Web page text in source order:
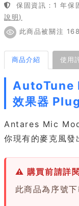
保固資訊：1 年
說明)
此商品被關注
商品介紹 使用
AutoTune
效果器
Antares Mic
你現有的麥克風發
⚠ 購買前請詳閱
此商品為序號